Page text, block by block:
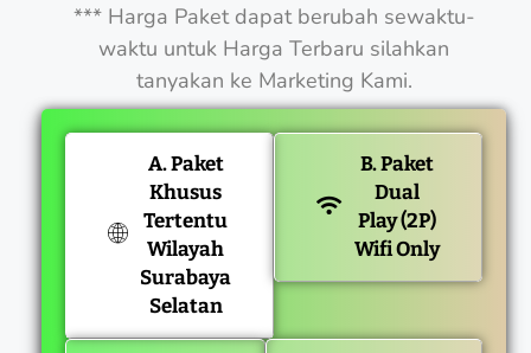
*** Harga Paket dapat berubah sewaktu-
waktu untuk Harga Terbaru silahkan
tanyakan ke Marketing Kami.
A. Paket
Khusus
Tertentu
Wilayah
Surabaya
Selatan
B. Paket
Dual
Play (2P)
Wifi Only